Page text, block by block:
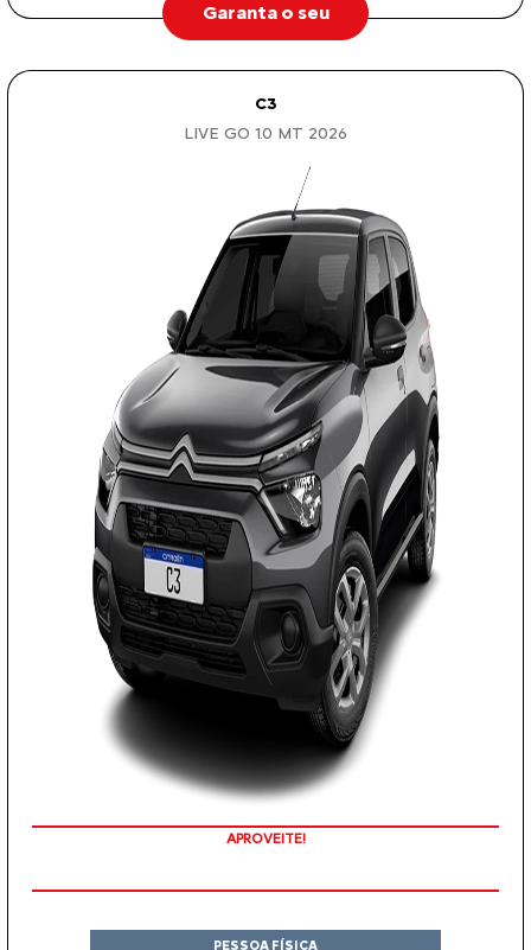
Garanta o seu
C3
LIVE GO 1.0 MT 2026
APROVEITE!
PESSOA FÍSICA